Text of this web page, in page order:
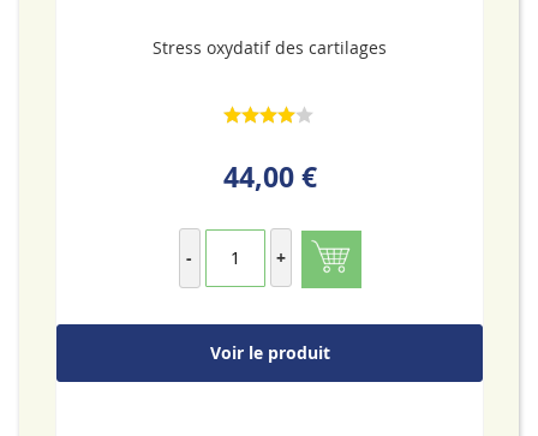
Stress oxydatif des cartilages
44,00 €
- +
Voir le produit